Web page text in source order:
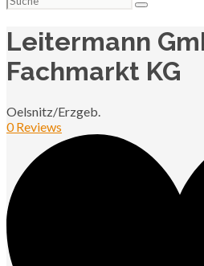
nach:
Leitermann
Fachmarkt KG
Oelsnitz/Erzgeb.
0 Reviews